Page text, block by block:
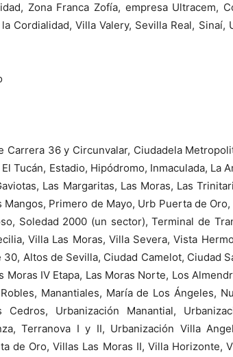
Zona Franca Zofía, empresa Ultracem,
Cordialidad, Villa Valery, Sevilla Real, Sinaí,
Carrera 36 y Circunvalar, Ciudadela
Tucán, Estadio, Hipódromo, Inmaculada, La
Las Margaritas, Las Moras, Las
Mangos, Primero de Mayo, Urb Puerta de Oro,
Soledad 2000 (un sector), Terminal de
Villa Las Moras, Villa Severa, Vista
Altos de Sevilla, Ciudad Camelot, Ciudad
Moras IV Etapa, Las Moras Norte, Los
Manantiales, María de Los Ángeles,
Cedros, Urbanización Manantial,
Terranova I y II, Urbanización Villa
de Oro, Villas Las Moras II, Villa Horizonte,